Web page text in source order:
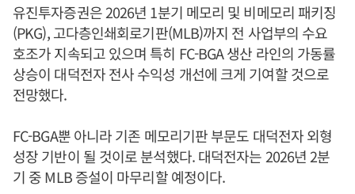
유진투자증권은 2026년 1분기 메모리 및 비메모리 패키징
(PKG), 고다층인쇄회로기판(MLB)까지 전 사업부의 수요
호조가 지속되고 있으며 특히 FC-BGA 생산 라인의 가동률
상승이 대덕전자 전사 수익성 개선에 크게 기여할 것으로
전망했다.
FC-BGA뿐 아니라 기존 메모리기판 부문도 대덕전자 외형
성장 기반이 될 것이로 분석했다. 대덕전자는 2026년 2분
기 중 MLB 증설이 마무리할 예정이다.